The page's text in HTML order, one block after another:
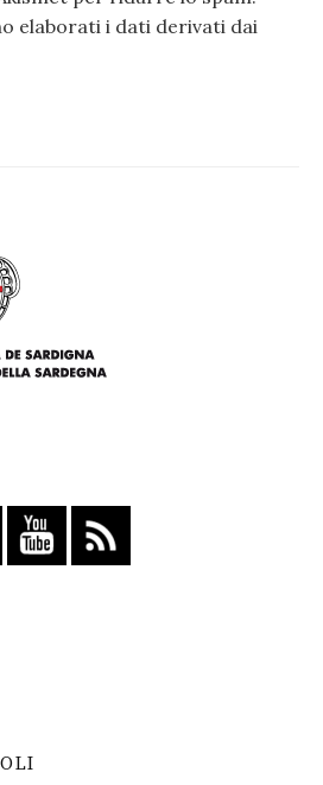
elaborati i dati derivati dai